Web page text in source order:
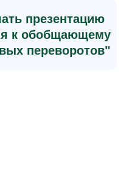
презентацию
к обобщающему
переворотов"